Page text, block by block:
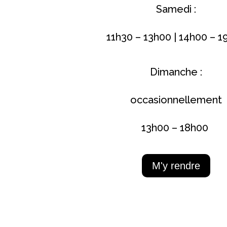
Samedi :
11h30 – 13h00 | 14h00 –
Dimanche :
occasionnellement
13h00 – 18h00
M'y rendre